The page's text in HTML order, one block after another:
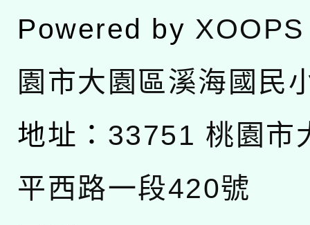
Powered by XOOPS
園市大園區溪海國民
地址： 33751 桃園市
平西路一段420號